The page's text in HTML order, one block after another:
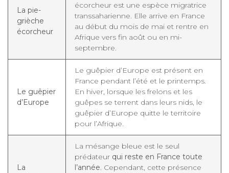
La pie-
grièche
écorcheur
écorcheur est une espèce migratrice
transsaharienne. Elle arrive en France
au début du mois de mai et rentre en
Afrique vers fin août ou en mi-
septembre.
Le guêpier
d’Europe
Le guêpier d’Europe est présent en
France pendant l’été et le printemps.
En hiver, lorsque les frelons et les
guêpes se terrent dans leurs nids, le
guêpier d’Europe quitte le territoire
pour l’Afrique.
La
La mésange bleue est le seul
prédateur qui reste en France toute
l’année. Cependant, cette présence